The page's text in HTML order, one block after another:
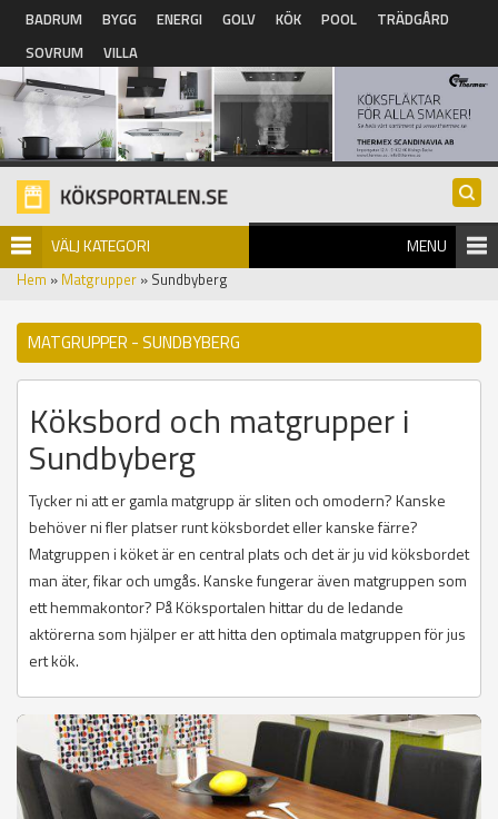
Hoppa till huvudinnehåll
BADRUM BYGG ENERGI GOLV KÖK POOL
TRÄDGÅRD
SOVRUM
VILLA
VÄLJ KATEGORI MENU
Hem » Matgrupper » Sundbyberg
MATGRUPPER - SUNDBYBERG
Köksbord och matgrupper i
Sundbyberg
Tycker ni att er gamla matgrupp är sliten och omodern? Kanske
behöver ni fler platser runt köksbordet eller kanske färre?
Matgruppen i köket är en central plats och det är ju vid köksbordet
man äter, fikar och umgås. Kanske fungerar även matgruppen som
ett hemmakontor? På Köksportalen hittar du de ledande
aktörerna som hjälper er att hitta den optimala matgruppen för jus
ert kök.